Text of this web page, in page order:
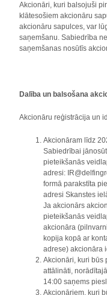
Akcionāri, kuri balsojuši
klātesošiem akcionāru
akcionāru sapulces, var
saņemšanu. Sabiedrība
saņemšanas nosūtīs
Dalība un balsošana
Akcionāru reģistrācija un
Akcionāram līdz
Sabiedrībai
pieteikšanās
adresi:
formā parakstīta
adresi Skanstes
Ja akcionārs
pieteikšanās
akcionāra
kopija kopā ar
adrese) akcionāra
Akcionāri, kuri būs
attālināti,
14:00 saņems
Akcionāriem, kuri